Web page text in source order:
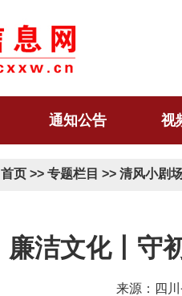
通知公告 视
首页 >> 专题栏目 >> 清风小剧
廉洁文化丨守
来源：四